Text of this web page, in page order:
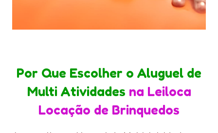
Por Que Escolher o Aluguel de
Multi Atividades na Leiloca
Locação de Brinquedos